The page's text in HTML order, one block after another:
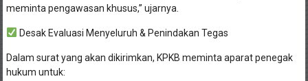
meminta pengawasan khusus,” ujarnya.
Desak Evaluasi Menyeluruh & Penindakan Tegas
Dalam surat yang akan dikirimkan, KPKB meminta aparat penegak
hukum untuk: